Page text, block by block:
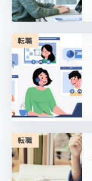
転職
転職